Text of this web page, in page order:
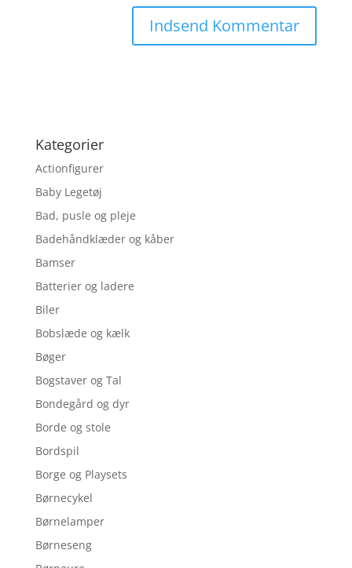
Kategorier
Actionfigurer
Baby Legetøj
Bad, pusle og pleje
Badehåndklæder og kåber
Bamser
Batterier og ladere
Biler
Bobslæde og kælk
Bøger
Bogstaver og Tal
Bondegård og dyr
Borde og stole
Bordspil
Borge og Playsets
Børnecykel
Børnelamper
Børneseng